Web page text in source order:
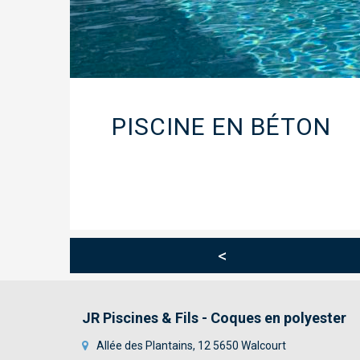
PISCINE EN BÉTON
<
JR Piscines & Fils - Coques en polyester
Allée des Plantains, 12 5650 Walcourt